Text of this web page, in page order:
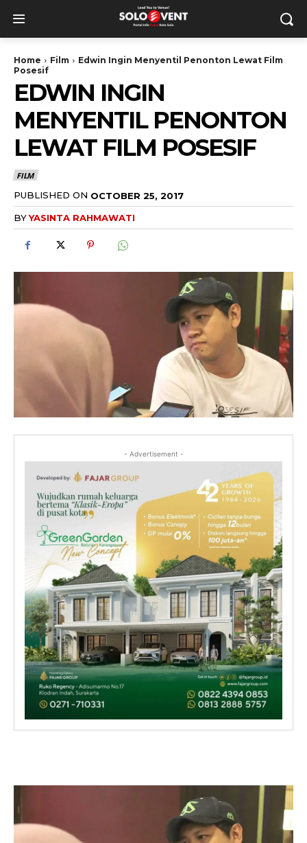
Home Film
Edwin Ingin Menyentil Penonton Lewat Film
Posesif
EDWIN INGIN
MENYENTIL PENONTON
LEWAT FILM POSESIF
FILM
PUBLISHED ON OCTOBER 25, 2017
BYYASINTA RAHMAWATI
- Advertisement -